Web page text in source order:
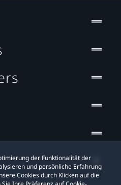
der Funktionalität der
und persönliche Erfahrung
Cookies durch Klicken auf die